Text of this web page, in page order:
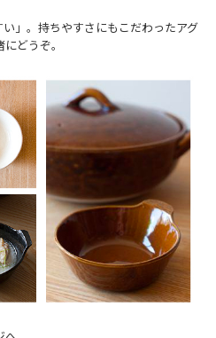
」。持ちやすさにもこだわったアグ
どうぞ。